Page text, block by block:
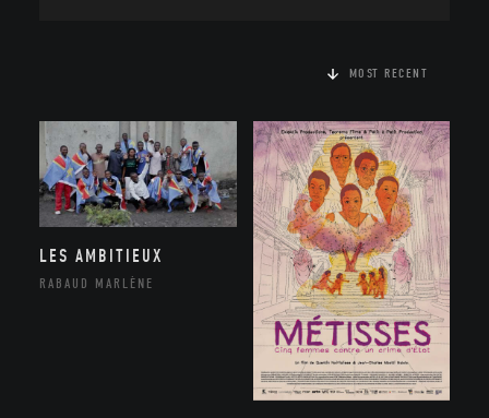
MOST RECENT
LES AMBITIEUX
RABAUD MARLÈNE